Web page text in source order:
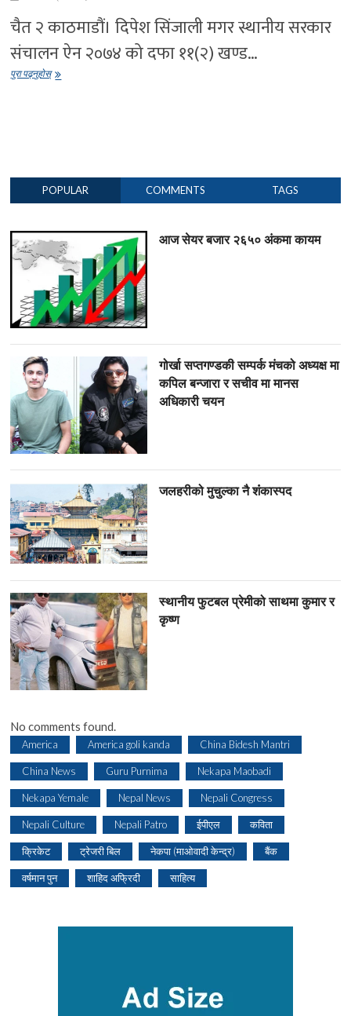
चैत २ काठमाडौं। दिपेश सिंजाली मगर स्थानीय सरकार
संचालन ऐन २०७४ को दफा ११(२) खण्ड…
पुरा पढ्नुहोस्महानगरप्रहरीको
POPULAR COMMENTS TAGS
आज सेयर बजार २६५० अंकमा कायम
गोर्खा सप्तगण्डकी सम्पर्क मंचको अध्यक्ष मा
कपिल बन्जारा र सचीव मा मानस
अधिकारी चयन
जलहरीको मुचुल्का नै शंंकास्पद
स्थानीय फुटबल प्रेमीको साथमा कुमार र
कृष्ण
No comments found.
America America goli kanda China Bidesh Mantri
China News Guru Purnima Nekapa Maobadi
Nekapa Yemale Nepal News Nepali Congress
Nepali Culture Nepali Patro ईपीएल कविता
क्रिकेट ट्रेजरी बिल नेकपा (माओवादी केन्द्र) बैंक
वर्षमान पुन शाहिद अफ्रिदी साहित्य